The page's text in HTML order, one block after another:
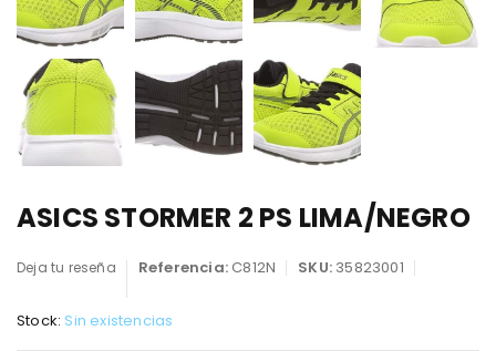
ASICS STORMER 2 PS LIMA/NEGRO
Deja tu reseña Referencia: C812N SKU: 35823001
Stock: Sin existencias